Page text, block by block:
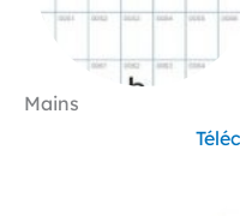
Mains